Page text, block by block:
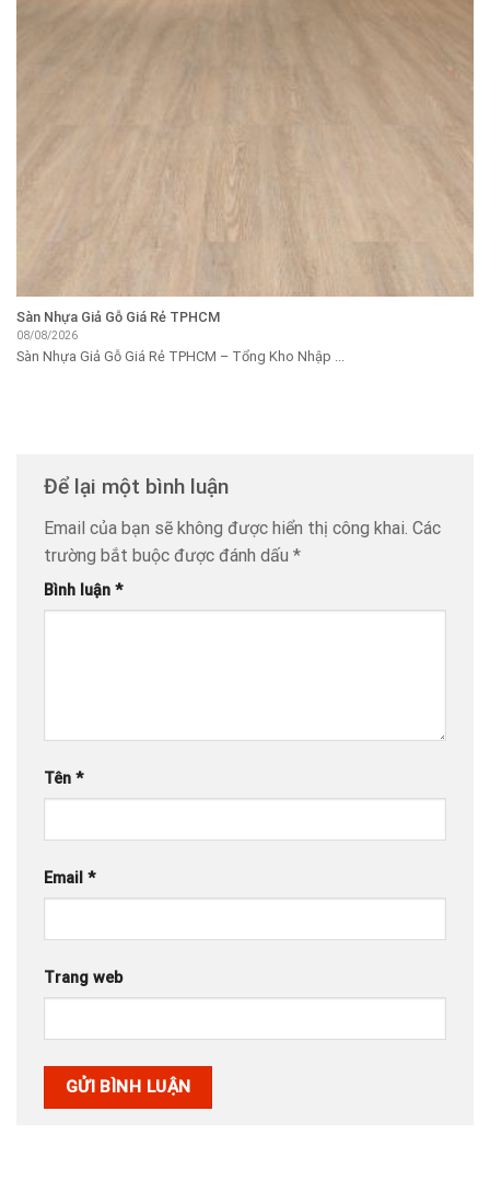
Sàn Nhựa Giả Gỗ Giá Rẻ TPHCM
08/08/2026
Sàn Nhựa Giả Gỗ Giá Rẻ TPHCM – Tổng Kho Nhập ...
Để lại một bình luận
Email của bạn sẽ không được hiển thị công khai. Các
trường bắt buộc được đánh dấu *
Bình luận *
Tên *
Email *
Trang web